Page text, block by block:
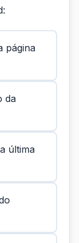
página
da
última